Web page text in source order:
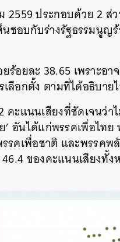
2559 ประกอบด้วย 2 ส่
อบกับร่างรัฐธรรมนูญ
อยละ 38.65 เพราะอ
ลือกตั้ง ตามที่ได้อธิบาย
คะแนนเสียงที่ชัดเจนว่
’ อันได้แก่พรรคเพื่อไท
รคเพื่อชาติ และพรรคพ
ของคะแนนเสียงทั้ง
EMAIL